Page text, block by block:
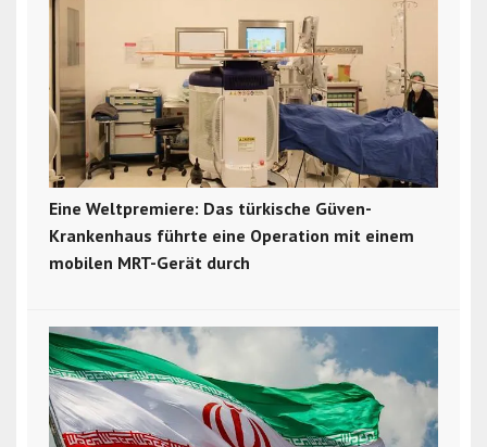
Eine Weltpremiere: Das türkische Güven-
Krankenhaus führte eine Operation mit einem
mobilen MRT-Gerät durch